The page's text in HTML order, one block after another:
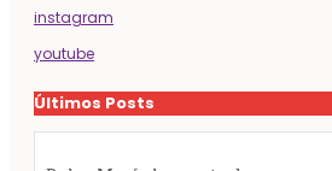
instagram
youtube
Últimos Posts